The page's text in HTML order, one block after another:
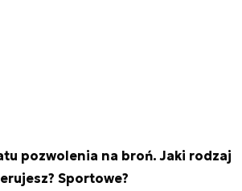
pozwolenia na broń. Jaki rodzaj
Sportowe?